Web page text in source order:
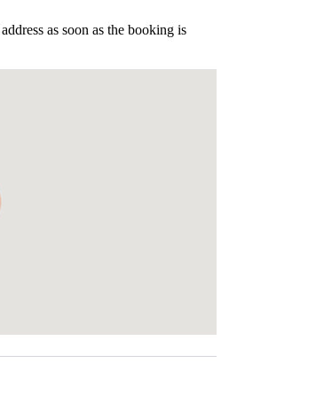
as soon as the booking is